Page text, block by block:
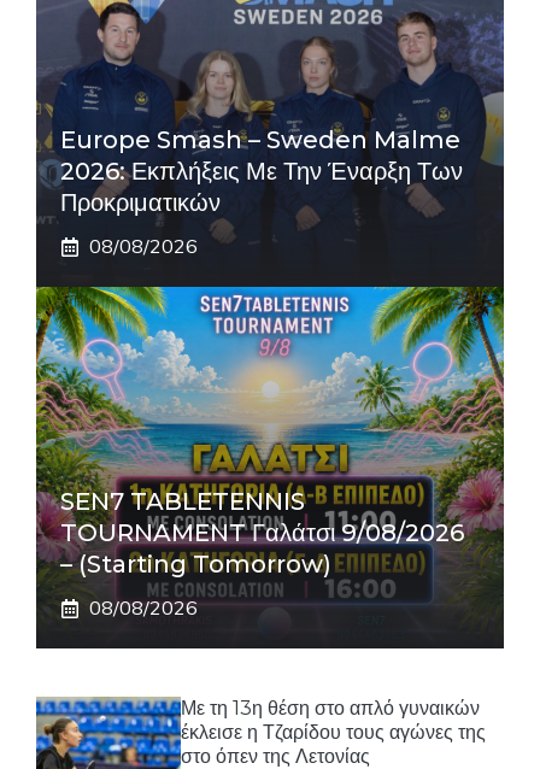
Europe Smash – Sweden Malme
2026: Εκπλήξεις Με Την Έναρξη Των
Προκριματικών
08/08/2026
SEN7 TABLETENNIS
TOURNAMENT Γαλάτσι 9/08/2026
– (Starting Tomorrow)
08/08/2026
Με τη 13η θέση στο απλό γυναικών
έκλεισε η Τζαρίδου τους αγώνες της
στο όπεν της Λετονίας